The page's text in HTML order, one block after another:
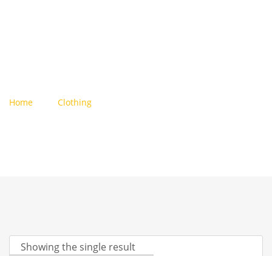
Home Clothing
Showing the single result